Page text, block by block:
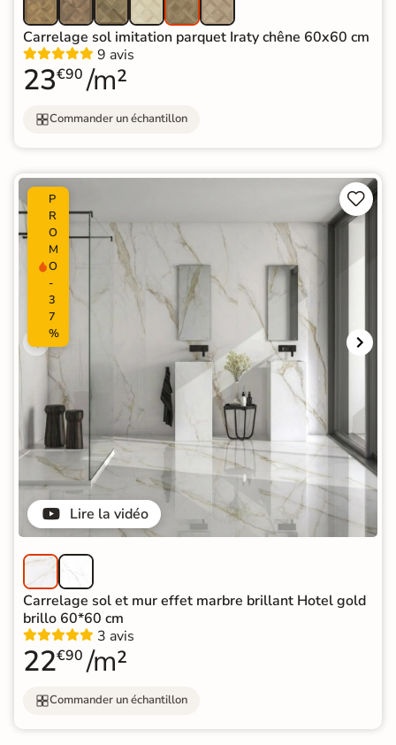
Carrelage sol imitation parquet Iraty chêne 60x60 cm
9 avis
23€90 /m²
Commander un échantillon
Lire la vidéo
P
R
O
M
O
-
3
7
%


Carrelage sol et mur effet marbre brillant Hotel gold
brillo 60*60 cm
3 avis
22€90 /m²
Commander un échantillon